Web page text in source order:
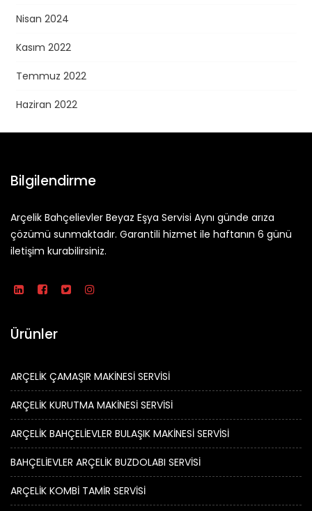
Nisan 2024
Kasım 2022
Temmuz 2022
Haziran 2022
Bilgilendirme
Arçelik Bahçelievler Beyaz Eşya Servisi Aynı günde arıza
çözümü sunmaktadır. Garantili hizmet ile haftanın 6 günü
iletişim kurabilirsiniz.
Ürünler
ARÇELİK ÇAMAŞIR MAKİNESİ SERVİSİ
ARÇELİK KURUTMA MAKİNESİ SERVİSİ
ARÇELİK BAHÇELİEVLER BULAŞIK MAKİNESİ SERVİSİ
BAHÇELİEVLER ARÇELİK BUZDOLABI SERVİSİ
ARÇELİK KOMBİ TAMİR SERVİSİ